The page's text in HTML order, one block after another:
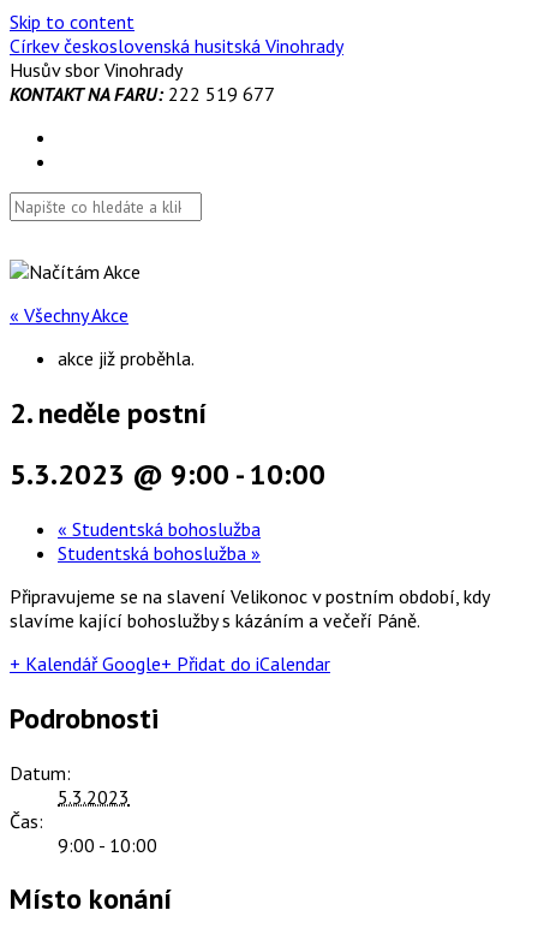
Skip to content
Církev československá husitská Vinohrady
Husův sbor Vinohrady
KONTAKT NA FARU:222 519 677
« Všechny Akce
akce již proběhla.
2. neděle postní
5.3.2023 @ 9:00 -10:00
« Studentská bohoslužba
Studentská bohoslužba »
Připravujeme se na slavení Velikonoc v postním období, kdy
slavíme kající bohoslužby s kázáním a večeří Páně.
+ Kalendář Google+ Přidat do iCalendar
Podrobnosti
Datum:
5.3.2023
Čas:
9:00 - 10:00
Místo konání